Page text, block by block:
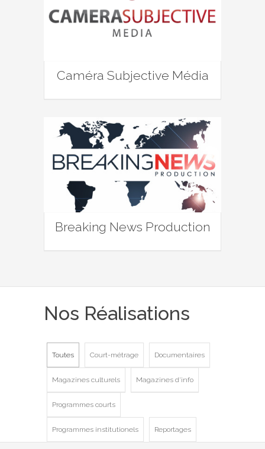
Caméra Subjective Média
Breaking News Production
Nos Réalisations
Toutes Court-métrage Documentaires
Magazines culturels Magazines d'info
Programmes courts
Programmes institutionels Reportages